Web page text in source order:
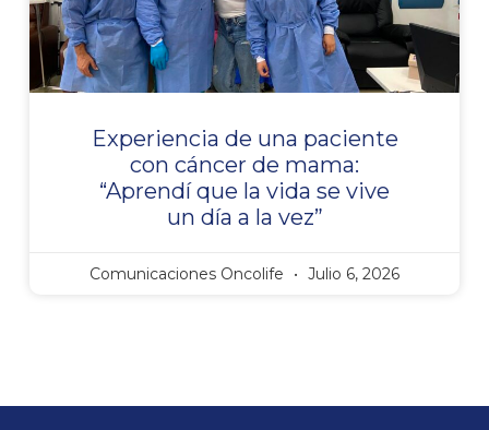
Experiencia de una paciente
con cáncer de mama:
“Aprendí que la vida se vive
un día a la vez”
Comunicaciones Oncolife Julio 6, 2026